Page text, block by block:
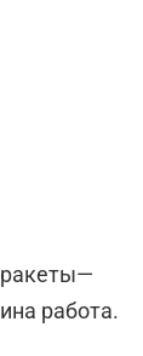
ракеты—
работа.